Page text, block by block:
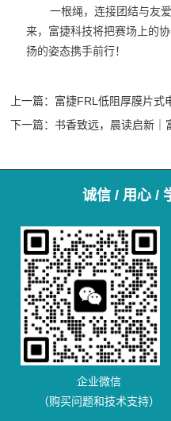
一根绳，连接团结与友
来，富捷科技将把赛场上的
扬的姿态携手前行！
上一篇： 富捷FRL低阻厚膜片式
下一篇：书香致远，晨读启新｜
诚信 / 用心 /
企业微信
（购买问题和技术支持）